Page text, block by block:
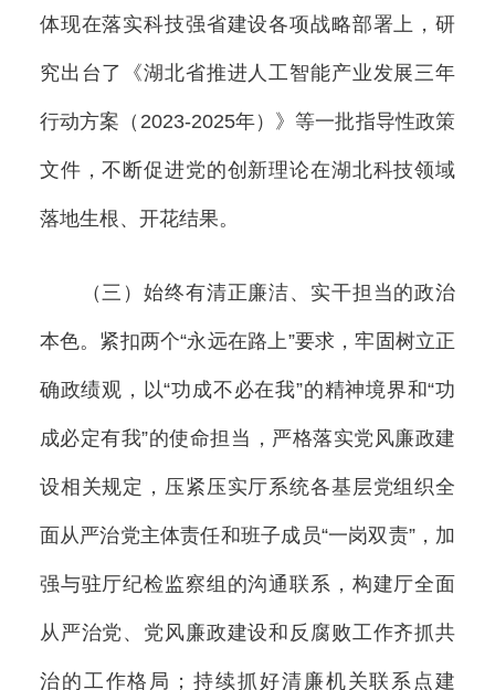
体现在落实科技强省建设各项战略部署上，研
究出台了《湖北省推进人工智能产业发展三年
行动方案（2023-2025年）》等一批指导性政策
文件，不断促进党的创新理论在湖北科技领域
落地生根、开花结果。
（三）始终有清正廉洁、实干担当的政治
本色。紧扣两个“永远在路上”要求，牢固树立正
确政绩观，以“功成不必在我”的精神境界和“功
成必定有我”的使命担当，严格落实党风廉政建
设相关规定，压紧压实厅系统各基层党组织全
面从严治党主体责任和班子成员“一岗双责”，加
强与驻厅纪检监察组的沟通联系，构建厅全面
从严治党、党风廉政建设和反腐败工作齐抓共
治的工作格局；持续抓好清廉机关联系点建